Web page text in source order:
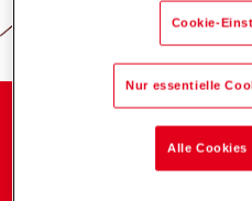
Cookie-
Nur essentielle
Alle Cookies